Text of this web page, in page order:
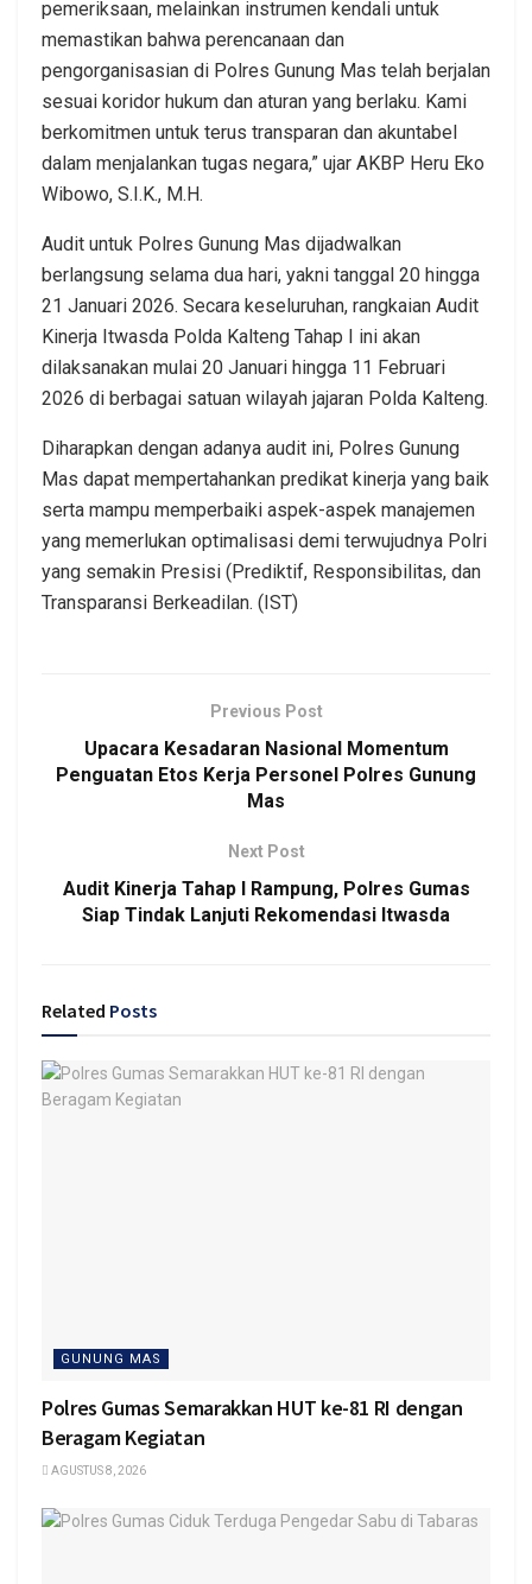
pemeriksaan, melainkan instrumen kendali untuk
memastikan bahwa perencanaan dan
pengorganisasian di Polres Gunung Mas telah berjalan
sesuai koridor hukum dan aturan yang berlaku. Kami
berkomitmen untuk terus transparan dan akuntabel
dalam menjalankan tugas negara,” ujar AKBP Heru Eko
Wibowo, S.I.K., M.H.
Audit untuk Polres Gunung Mas dijadwalkan
berlangsung selama dua hari, yakni tanggal 20 hingga
21 Januari 2026. Secara keseluruhan, rangkaian Audit
Kinerja Itwasda Polda Kalteng Tahap I ini akan
dilaksanakan mulai 20 Januari hingga 11 Februari
2026 di berbagai satuan wilayah jajaran Polda Kalteng.
Diharapkan dengan adanya audit ini, Polres Gunung
Mas dapat mempertahankan predikat kinerja yang baik
serta mampu memperbaiki aspek-aspek manajemen
yang memerlukan optimalisasi demi terwujudnya Polri
yang semakin Presisi (Prediktif, Responsibilitas, dan
Transparansi Berkeadilan. (IST)
Previous Post
Upacara Kesadaran Nasional Momentum
Penguatan Etos Kerja Personel Polres Gunung
Mas
Next Post
Audit Kinerja Tahap I Rampung, Polres Gumas
Siap Tindak Lanjuti Rekomendasi Itwasda
Related Posts
GUNUNG MAS
Polres Gumas Semarakkan HUT ke-81 RI dengan
Beragam Kegiatan
AGUSTUS 8, 2026